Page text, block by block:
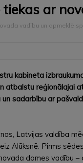
ar
vadību un apmeklē
kabineta
atbalstu reģionālajai
sadarbību ar
Latvijas valdība
Alūksnē. Pirms sēdes
domes vadību –